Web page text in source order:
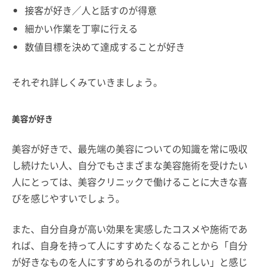
接客が好き／人と話すのが得意
細かい作業を丁寧に行える
数値目標を決めて達成することが好き
それぞれ詳しくみていきましょう。
美容が好き
美容が好きで、最先端の美容についての知識を常に吸収
し続けたい人、自分でもさまざまな美容施術を受けたい
人にとっては、美容クリニックで働けることに大きな喜
びを感じやすいでしょう。
また、自分自身が高い効果を実感したコスメや施術であ
れば、自身を持って人にすすめたくなることから「自分
が好きなものを人にすすめられるのがうれしい」と感じ